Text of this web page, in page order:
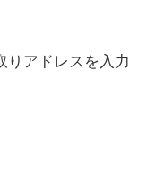
りアドレスを入力